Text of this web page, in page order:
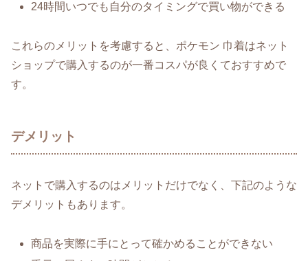
24時間いつでも自分のタイミングで買い物ができる
これらのメリットを考慮すると、ポケモン 巾着はネット
ショップで購入するのが一番コスパが良くておすすめで
す。
デメリット
ネットで購入するのはメリットだけでなく、下記のような
デメリットもあります。
商品を実際に手にとって確かめることができない